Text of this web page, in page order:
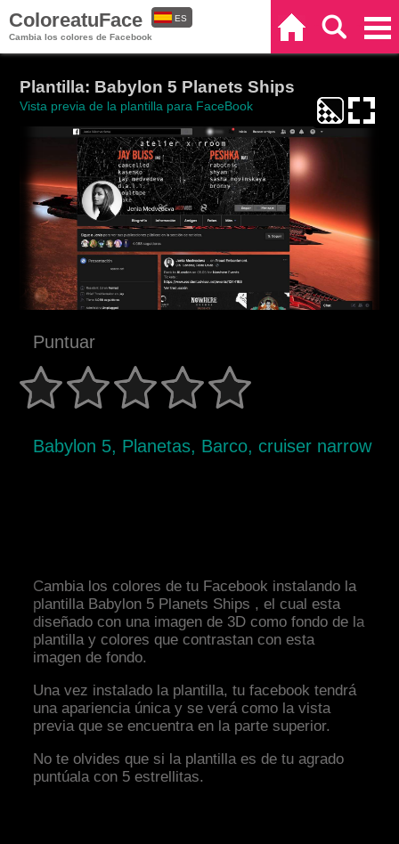
ColoreatuFace
Cambia los colores de Facebook
ES
Plantilla: Babylon 5 Planets Ships
Vista previa de la plantilla para FaceBook
Puntuar
Babylon 5, Planetas, Barco, cruiser narrow
Cambia los colores de tu Facebook instalando la
plantilla Babylon 5 Planets Ships , el cual esta
diseñado con una imagen de 3D como fondo de la
plantilla y colores que contrastan con esta
imagen de fondo.
Una vez instalado la plantilla, tu facebook tendrá
una apariencia única y se verá como la vista
previa que se encuentra en la parte superior.
No te olvides que si la plantilla es de tu agrado
puntúala con 5 estrellitas.